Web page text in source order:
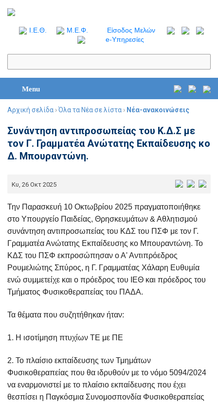
I.Ε.Θ. Μ.Ε.Φ.
Είσοδος Μελών
e-Υπηρεσίες
Menu
Αρχική σελίδα ›Όλα τα Νέα σε λίστα › Νέα-ανακοινώσεις
Συνάντηση αντιπροσωπείας του Κ.Δ.Σ με
τον Γ. Γραμματέα Ανώτατης Εκπαίδευσης κο
Δ. Μπουραντώνη.
Κυ, 26 Οκτ 2025
Την Παρασκευή 10 Οκτωβρίου 2025 πραγματοποιήθηκε
στο Υπουργείο Παιδείας, Θρησκευμάτων & Αθλητισμού
συνάντηση αντιπροσωπείας του ΚΔΣ του ΠΣΦ με τον Γ.
Γραμματέα Ανώτατης Εκπαίδευσης κο Μπουραντώνη. Το
ΚΔΣ του ΠΣΦ εκπροσώπησαν ο Α' Αντιπρόεδρος
Ρουμελιώτης Σπύρος, η Γ. Γραμματέας Χάλαρη Ευθυμία
ενώ συμμετείχε και ο πρόεδρος του ΙΕΘ και πρόεδρος του
Τμήματος Φυσικοθεραπείας του ΠΑΔΑ.
Τα θέματα που συζητήθηκαν ήταν:
1. Η ισοτίμηση πτυχίων ΤΕ με ΠΕ
2. Το πλαίσιο εκπαίδευσης των Τμημάτων
Φυσικοθεραπείας που θα ιδρυθούν με το νόμο 5094/2024
να εναρμονιστεί με το πλαίσιο εκπαίδευσης που έχει
θεσπίσει η Παγκόσμια Συνομοσπονδία Φυσικοθεραπείας